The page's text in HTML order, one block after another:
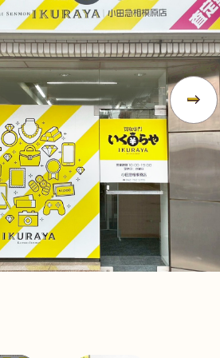
無 料
電話で
今すぐ無料査定
総合受付 10:00-19:00（年中無休）/通話料無料
メールで 無料相談する